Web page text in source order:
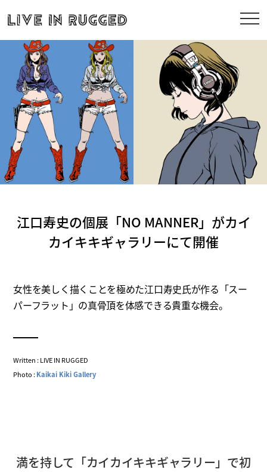
江口寿史の個展「NO MANNER」がカイ
カイキキギャラリーにて開催
女性を美しく描くことを極めた江口寿史氏が作る「スー
パーフラット」の真骨頂を体感できる貴重な機会。
Written : LIVE IN RUGGED
Photo :Kaikai Kiki Gallery
満を持して「カイカイキキギャラリー」で初